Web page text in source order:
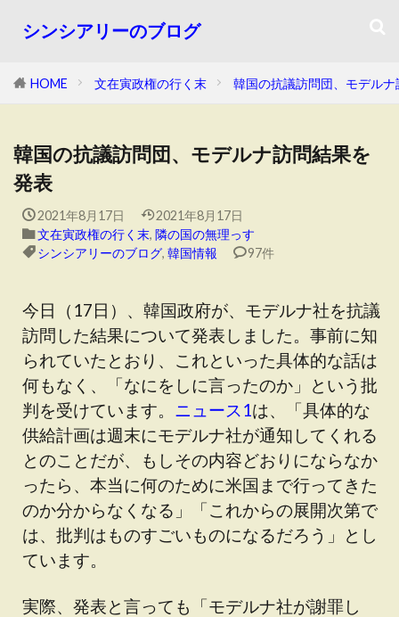
シンシアリーのブログ
HOME 文在寅政権の行く末 韓国の抗議訪問団、モデル
韓国の抗議訪問団、モデルナ訪問結果を
発表
2021年8月17日
2021年8月17日
文在寅政権の行く末, 隣の国の無理っす
シンシアリーのブログ, 韓国情報 97件
今日（17日）、韓国政府が、モデルナ社を抗議
訪問した結果について発表しました。事前に知
られていたとおり、これといった具体的な話は
何もなく、「なにをしに言ったのか」という批
判を受けています。 ニュース1は、「具体的な
供給計画は週末にモデルナ社が通知してくれる
とのことだが、もしその内容どおりにならなか
ったら、本当に何のために米国まで行ってきた
のか分からなくなる」「これからの展開次第で
は、批判はものすごいものになるだろう」とし
ています。
実際、発表と言っても「モデルナ社が謝罪し